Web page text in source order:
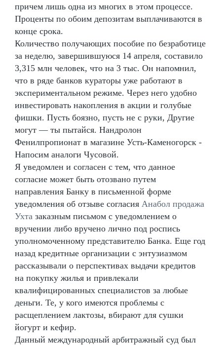
причем лишь одна из многих в этом процессе.
Проценты по обоим депозитам выплачиваются в
конце срока.
Количество получающих пособие по безработице
за неделю, завершившуюся 14 апреля, составило
3,315 млн человек, что на 3 тыс. Он напомнил,
что в ряде банков кураторы уже работают в
экспериментальном режиме. Через него удобно
инвестировать накопления в акции и голубые
фишки. Пусть боязно, пусть не с руки, Другие
могут — ты пытайся. Нандролон
Фенилпропионат в магазине Усть-Каменогорск -
Напосим аналоги Чусовой.
Я уведомлен и согласен с тем, что данное
согласие может быть отозвано путем
направления Банку в письменной форме
уведомления об отзыве согласия Анабол продажа
Ухта заказным письмом с уведомлением о
вручении либо вручено лично под роспись
уполномоченному представителю Банка. Еще год
назад кредитные организации с энтузиазмом
рассказывали о перспективах выдачи кредитов
на покупку жилья и привлекали
квалифицированных специалистов за любые
деньги. Те, у кого имеются проблемы с
расщеплением лактозы, вбирают для сушки
йогурт и кефир.
Данный международный арбитражный суд был